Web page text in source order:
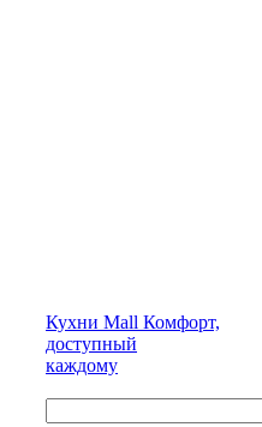
Кухни Mall Комфорт,
доступный
каждому